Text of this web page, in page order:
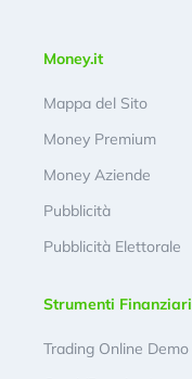
Money.it
Mappa del Sito
Money Premium
Money Aziende
Pubblicità
Pubblicità Elettorale
Strumenti Finanziari
Trading Online Demo